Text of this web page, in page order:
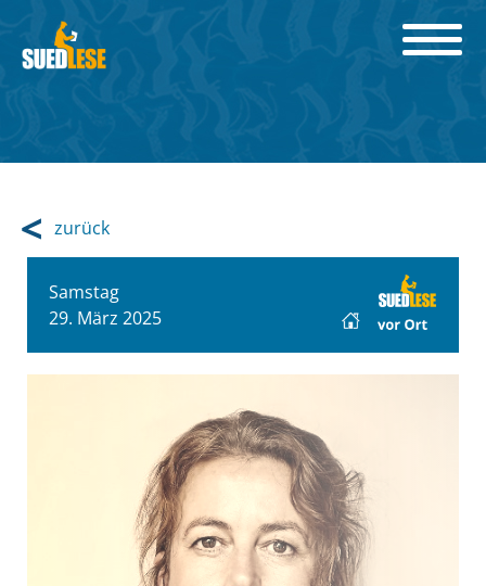
zurück
Samstag
29. März 2025